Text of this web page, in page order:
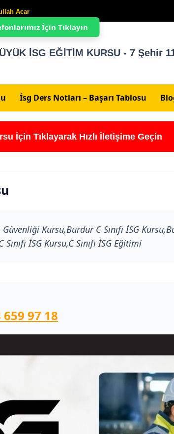
Acar
İSG EĞİTİM KURSU - 7 Şehir
İsg Ders Notları – Başarı Tablosu
İçin Tıklayarak Hızlı İletişime Geçin
Kursu,Burdur C Sınıfı İSG
İSG Kursu,C Sınıfı İSG Eğitimi
659 97 18
İçin Tıklayın